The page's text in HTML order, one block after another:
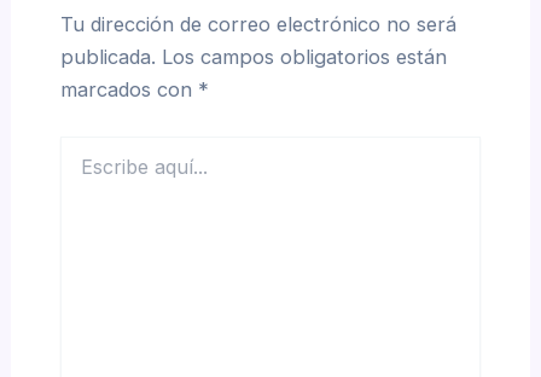
Tu dirección de correo electrónico no será
publicada. Los campos obligatorios están
marcados con *
aquí...